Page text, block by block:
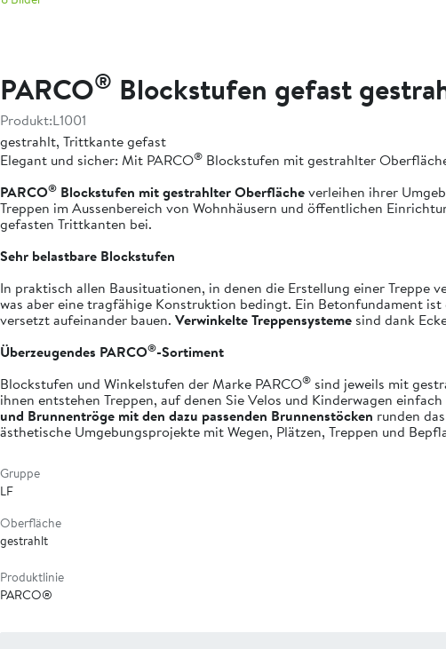
PARCO® Blockstufen gefast
Produkt:L1001
gestrahlt, Trittkante gefast
Elegant und sicher: Mit PARCO® Blockstufen mit gestrahlter
PARCO® Blockstufen mit gestrahlter Oberflächeverleihen ihrer
Treppen im Aussenbereich von Wohnhäusern und öffentlichen
gefasten Trittkanten bei.
Sehr belastbare Blockstufen
In praktisch allen Bausituationen, in denen die Erstellung einer Treppe
was aber eine tragfähige Konstruktion bedingt. Ein Betonfundament
versetzt aufeinander bauen. Verwinkelte Treppensysteme sind dank
Überzeugendes PARCO®-Sortiment
Blockstufen und Winkelstufen der Marke PARCO® sind jeweils mit
ihnen entstehen Treppen, auf denen Sie Velos und Kinderwagen
und Brunnentröge mit den dazu passenden Brunnenstöcken runden
ästhetische Umgebungsprojekte mit Wegen, Plätzen, Treppen und
Gruppe
LF
Oberfläche
gestrahlt
Produktlinie
PARCO®